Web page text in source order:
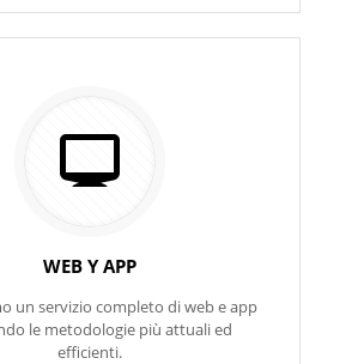
WEB Y APP
un servizio completo di web e app
le metodologie più attuali ed
efficienti.